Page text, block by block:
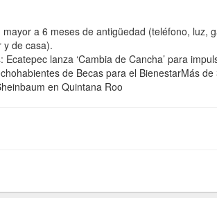
a 6 meses de antigüedad (teléfono, luz,
y de casa).
lanza ‘Cambia de Cancha’ para
de Becas para el BienestarMás
en Quintana Roo